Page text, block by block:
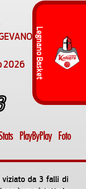
2026
Legnano Basket
PlayByPlay
Foto
viziato da 3 falli di